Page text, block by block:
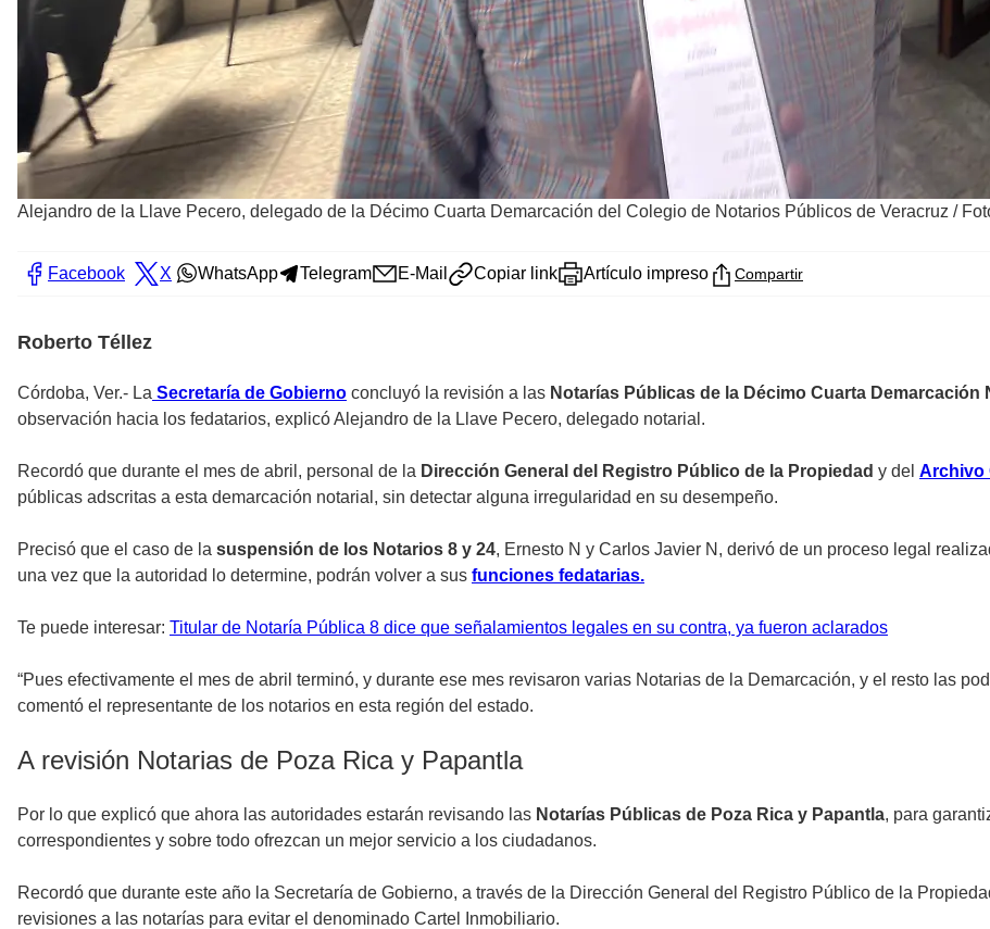
Alejandro de la Llave Pecero, delegado de la Décimo Cuarta Demarcación del Colegio de Notarios Públicos de Veracruz /
Facebook X WhatsApp Telegram E-Mail Copiar link Artículo impreso Compartir
Roberto Téllez
Córdoba, Ver.- La Secretaría de Gobierno concluyó la revisión a las Notarías Públicas de la Décimo Cuarta Demarcación
observación hacia los fedatarios, explicó Alejandro de la Llave Pecero, delegado notarial.
Recordó que durante el mes de abril, personal de la Dirección General del Registro Público de la Propiedad y del Archivo
públicas adscritas a esta demarcación notarial, sin detectar alguna irregularidad en su desempeño.
Precisó que el caso de la suspensión de los Notarios 8 y 24, Ernesto N y Carlos Javier N, derivó de un proceso legal
una vez que la autoridad lo determine, podrán volver a sus funciones fedatarias.
Te puede interesar: Titular de Notaría Pública 8 dice que señalamientos legales en su contra, ya fueron aclarados
“Pues efectivamente el mes de abril terminó, y durante ese mes revisaron varias Notarias de la Demarcación, y el resto las
comentó el representante de los notarios en esta región del estado.
A revisión Notarias de Poza Rica y Papantla
Por lo que explicó que ahora las autoridades estarán revisando las Notarías Públicas de Poza Rica y Papantla, para
correspondientes y sobre todo ofrezcan un mejor servicio a los ciudadanos.
Recordó que durante este año la Secretaría de Gobierno, a través de la Dirección General del Registro Público de la
revisiones a las notarías para evitar el denominado Cartel Inmobiliario.